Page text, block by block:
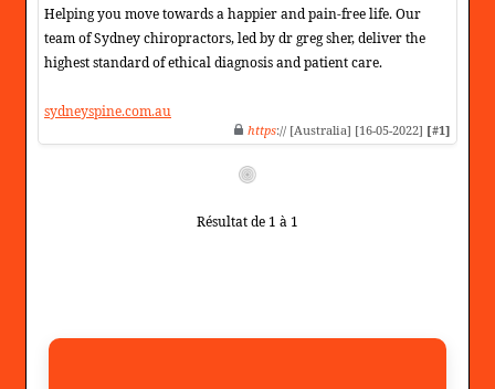
Helping you move towards a happier and pain-free life. Our
team of Sydney chiropractors, led by dr greg sher, deliver the
highest standard of ethical diagnosis and patient care.
sydneyspine.com.au
https:// [Australia] [16-05-2022] [#1]
Résultat de 1 à 1